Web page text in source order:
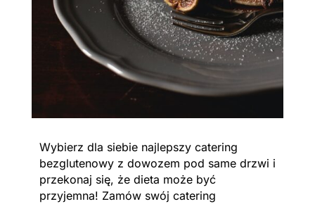
Wybierz dla siebie najlepszy catering
bezglutenowy z dowozem pod same drzwi i
przekonaj się, że dieta może być
przyjemna! Zamów swój catering